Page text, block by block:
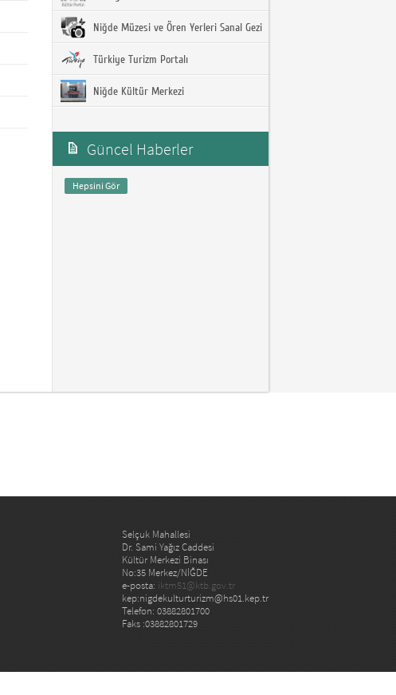
Niğde Müzesi ve Ören Yerleri Sanal Gezi
Türkiye Turizm Portalı
Niğde Kültür Merkezi
Güncel Haberler
Hepsini Gör
Selçuk Mahallesi
Dr. Sami Yağız Caddesi
Kültür Merkezi Binası
No:35 Merkez/NİĞDE
e-posta: iktm51@ktb.gov.tr
kep:nigdekulturturizm@hs01.kep.tr
Telefon: 03882801700
Faks :03882801729